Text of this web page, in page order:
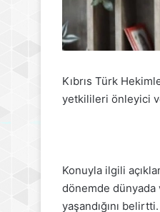
Kıbrıs Türk
yetkilileri önleyici
Konuyla ilgili
dönemde dünyada
yaşandığını belirtti.